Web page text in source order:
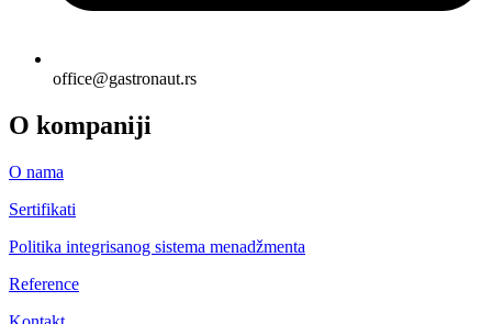
office@gastronaut.rs
O kompaniji
O nama
Sertifikati
Politika integrisanog sistema menadžmenta
Reference